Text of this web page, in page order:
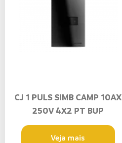
CJ 1 PULS SIMB CAMP 10AX
250V 4X2 PT BUP
Veja mais